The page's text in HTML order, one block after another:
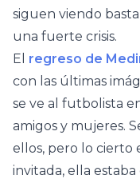
siguen viendo
una fuerte crisis.
El regreso de
con las últimas
se ve al futbolista
amigos y mujeres.
ellos, pero lo cierto
invitada, ella estaba